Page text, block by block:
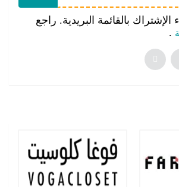
الإشتراك بالقائمة البريدية. راجع
.